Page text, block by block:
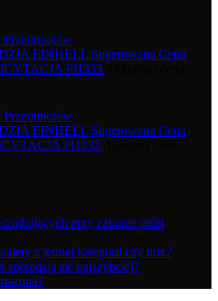
EINHELL Sugerowana Cena
PH333
EINHELL Sugerowana Cena
PH332
przy zakupie palet
z jednej kategorii czy mix?
sprzedają się najszybciej?